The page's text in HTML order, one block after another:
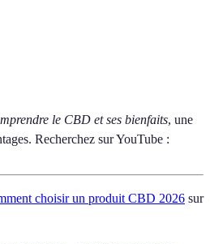
le CBD et ses bienfaits, une
Recherchez sur YouTube :
choisir un produit CBD 2026 sur